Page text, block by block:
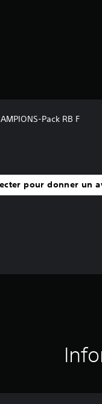
Pack RB F
pour donner un